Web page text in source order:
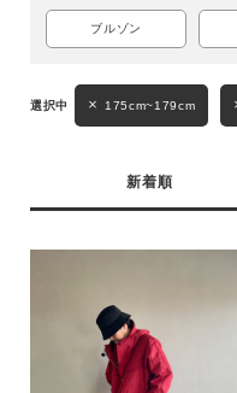
キーワード
ブルゾン
175cm~179cm
新着順